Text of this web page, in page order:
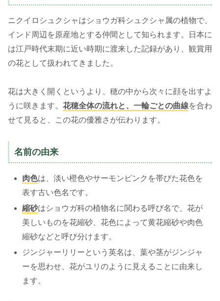
ニクイロシュクシャはショウガ科シュクシャ属の植物で、
インド周辺を原産地とする仲間として知られます。日本に
は江戸時代末期に近い時期に渡来した記録があり、観賞用
の花として扱われてきました。
花は大きく開くというより、穂の中から次々に顔を出すよ
うに咲きます。 花穂全体の流れと、一輪ごとの曲線を合わ
せて見ると、この花の優雅さが伝わります。
名前の由来
肉色は、淡い橙色やサーモンピンクを帯びた花色を
表す古い色名です。
縮砂はショウガ科の植物名に関わる呼び名で、花が
美しいものを花縮砂、花色によって黄花縮砂や肉色
縮砂などと呼び分けます。
ジンジャーリリーという英名は、葉や茎がジンジャ
ーを思わせ、花がユリのように見えることに由来し
ます。